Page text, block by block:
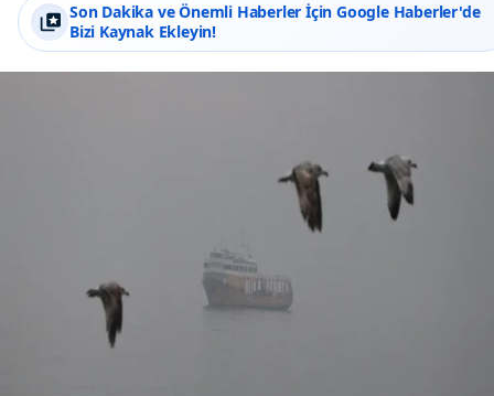
Son Dakika ve Önemli Haberler İçin Google Haberler'de
Bizi Kaynak Ekleyin!